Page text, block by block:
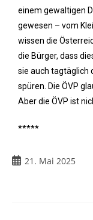
einem gewaltigen
gewesen – vom
wissen die
die Bürger, dass
sie auch tagtäglich
spüren. Die ÖVP
Aber die ÖVP ist
*****
21. Mai 2025